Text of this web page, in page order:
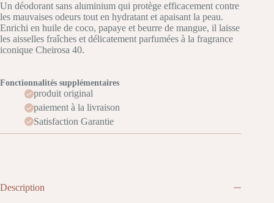
Un déodorant sans aluminium qui protège efficacement contre
les mauvaises odeurs tout en hydratant et apaisant la peau.
Enrichi en huile de coco, papaye et beurre de mangue, il laisse
les aisselles fraîches et délicatement parfumées à la fragrance
iconique Cheirosa 40.
Fonctionnalités supplémentaires
produit original
paiement à la livraison
Satisfaction Garantie
Description